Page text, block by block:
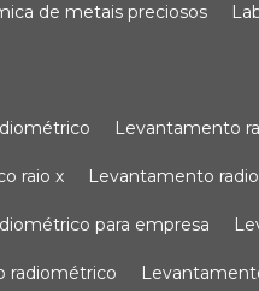
de metais preciosos
levantamento
raio x levantamento
para empresa
radiométrico